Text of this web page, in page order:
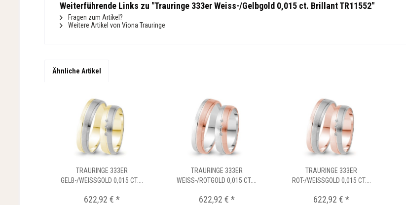
Weiterführende Links zu "Trauringe 333er Weiss-/Gelbgold 0,015 ct. Brillant TR11552"
Fragen zum Artikel?
Weitere Artikel von Viona Trauringe
Ähnliche Artikel
TRAURINGE 333ER
GELB-/WEISSGOLD 0,015 CT....
622,92 € *
TRAURINGE 333ER
WEISS-/ROTGOLD 0,015 CT....
622,92 € *
TRAURINGE 333ER
ROT-/WEISSGOLD 0,015 CT....
622,92 € *